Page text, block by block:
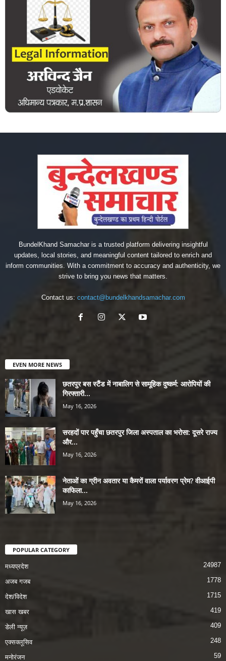
BundelKhand Samachar is a trusted platform delivering insightful
updates, local stories, and meaningful content tailored to enrich and
inform communities. With a commitment to accuracy and authenticity, we
strive to bring you news that matters.
Contact us: contact@bundelkhandsamachar.com
EVEN MORE NEWS
छतरपुर बस स्टैंड में नाबालिग से सामूहिक दुष्कर्म: आरोपियों की
गिरफ्तारी...
May 16, 2026
सरहदों पार पहुँचा छतरपुर जिला अस्पताल का भरोसा: दूसरे राज्य
और...
May 16, 2026
नेताओं का ग्रीन अवतार या कैमरों वाला पर्यावरण प्रेम? वीआईपी
काफिला...
May 16, 2026
POPULAR CATEGORY
मध्यप्रदेश 24987
अजब गजब 1778
देश/विदेश 1715
खास खबर 419
डेली न्यूज़ 409
एक्सक्लूसिव 248
मनोरंजन 59